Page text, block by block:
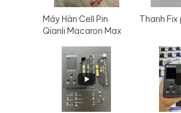
Máy Hàn Cell Pin
Qianli Macaron Max
Thanh Fix